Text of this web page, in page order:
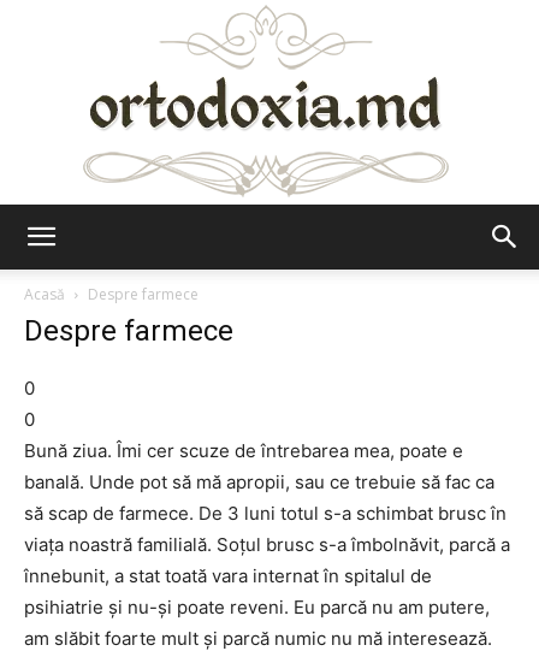
Acasă
Despre farmece
Despre farmece
0
0
Bună ziua. Îmi cer scuze de întrebarea mea, poate e
banală. Unde pot să mă apropii, sau ce trebuie să fac ca
să scap de farmece. De 3 luni totul s-a schimbat brusc în
viața noastră familială. Soțul brusc s-a îmbolnăvit, parcă a
înnebunit, a stat toată vara internat în spitalul de
psihiatrie și nu-și poate reveni. Eu parcă nu am putere,
am slăbit foarte mult și parcă numic nu mă interesează.